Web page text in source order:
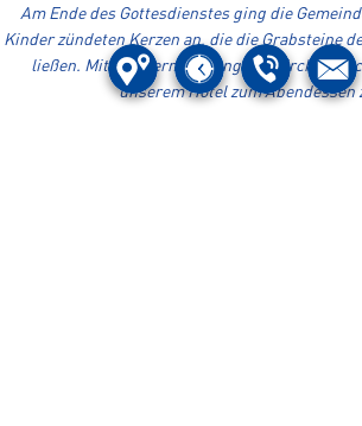
Am Ende des Gottesdienstes ging die
Kinder zündeten Kerzen an, die die Grabsteine
ließen. Mit dem fernen Klang der
unserem Hotel zum Abendessen